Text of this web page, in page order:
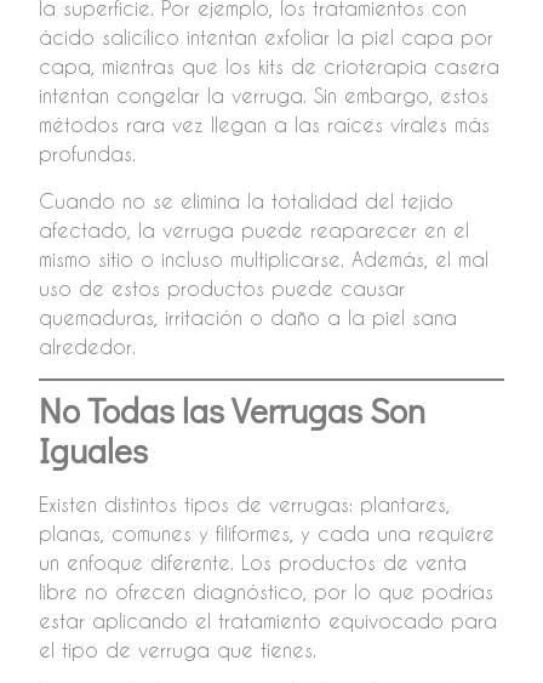
la superficie. Por ejemplo, los tratamientos con
ácido salicílico intentan exfoliar la piel capa por
capa, mientras que los kits de crioterapia casera
intentan congelar la verruga. Sin embargo, estos
métodos rara vez llegan a las raíces virales más
profundas.
Cuando no se elimina la totalidad del tejido
afectado, la verruga puede reaparecer en el
mismo sitio o incluso multiplicarse. Además, el mal
uso de estos productos puede causar
quemaduras, irritación o daño a la piel sana
alrededor.
No Todas las Verrugas Son
Iguales
Existen distintos tipos de verrugas: plantares,
planas, comunes y filiformes, y cada una requiere
un enfoque diferente. Los productos de venta
libre no ofrecen diagnóstico, por lo que podrías
estar aplicando el tratamiento equivocado para
el tipo de verruga que tienes.